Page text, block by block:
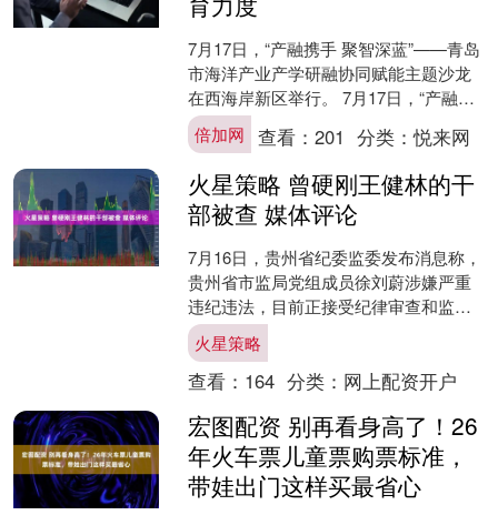
7月17日，“产融携手 聚智深蓝”——青岛
市海洋产业产学研融协同赋能主题沙龙
在西海岸新区举行。 7月17日，“产融携
手 聚智深蓝”——青岛市海洋产业产学研
融协同....
倍加网 查看：201 分类：悦来网
火星策略 曾硬刚王健林的干
部被查 媒体评论
7月16日，贵州省纪委监委发布消息称，
贵州省市监局党组成员徐刘蔚涉嫌严重
违纪违法，目前正接受纪律审查和监察
调查。 互联网是有记忆的，当年任丹寨
县长的徐刘蔚曾因一....
火星策略
查看： 164 分类： 网上配资开户
宏图配资 别再看身高了！26
年火车票儿童票购票标准，
带娃出门这样买最省心